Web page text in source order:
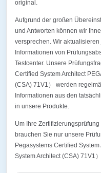
original.
Aufgrund der großen
und Antworten können wir
versprechen. Wir
Informationen von
Testcenter. Unsere
Certified System Architect
(CSA) 71V1） werden
Informationen aus den
in unsere Produkte.
Um Ihre
brauchen Sie nur unsere
Pegasystems Certified
System Architect (CSA) 71V1